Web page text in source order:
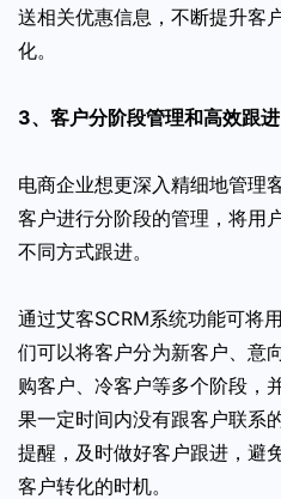
送相关优惠信息，不断提升客
化。
3、客户分阶段管理和高效跟进
电商企业想更深入精细地管理
客户进行分阶段的管理，将用
不同方式跟进。
通过艾客SCRM系统功能可将
们可以将客户分为新客户、意
购客户、冷客户等多个阶段，
果一定时间内没有跟客户联系
提醒，及时做好客户跟进，避
客户转化的时机。